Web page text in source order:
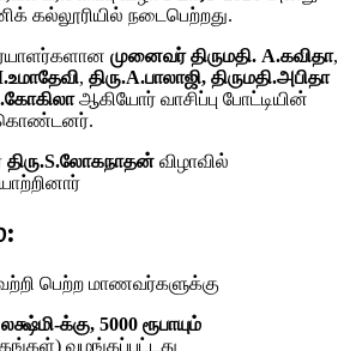
கல்லூரியில் நடைபெற்றது.
முனைவர் திருமதி. A.கவிதா,
, திரு.A.பாலாஜி, திருமதி.அபிதா
ஆகியோர் வாசிப்பு போட்டியின்
திரு.S.லோகநாதன் விழாவில்
பெற்ற மாணவர்களுக்கு
க்கு, 5000 ரூபாயும்
வழங்கப்பட்டது